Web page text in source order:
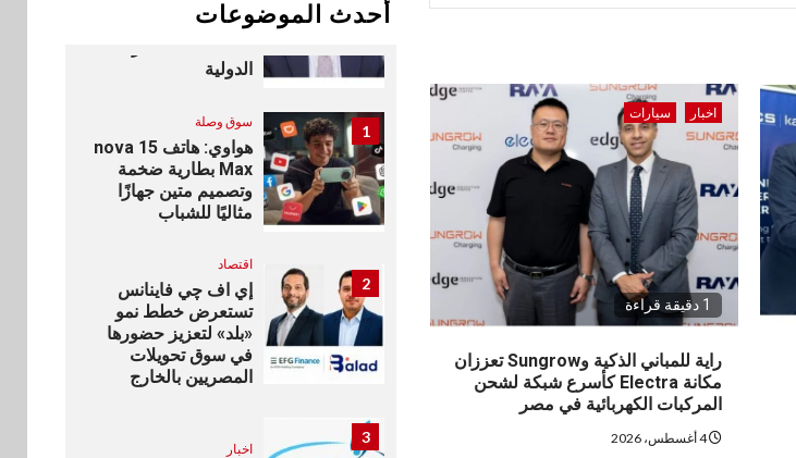
اخبار سيارات
1 دقيقة قراءة
راية للمباني الذكية وSungrow تعززان
مكانة Electra كأسرع شبكة لشحن
المركبات الكهربائية في مصر
4 أغسطس، 2026
أحدث الموضوعاتالسُلمي رئيسًا تنفيذيًا
الدولية
1 سوق وصلة
هواوي: هاتف nova 15
Max بطارية ضخمة
وتصميم متين جهازًا
مثاليًا للشباب
2
اقتصاد
إي اف چي فاينانس
تستعرض خطط نمو
«بلد» لتعزيز حضورها
في سوق تحويلات
المصريين بالخارج
3
اخبار